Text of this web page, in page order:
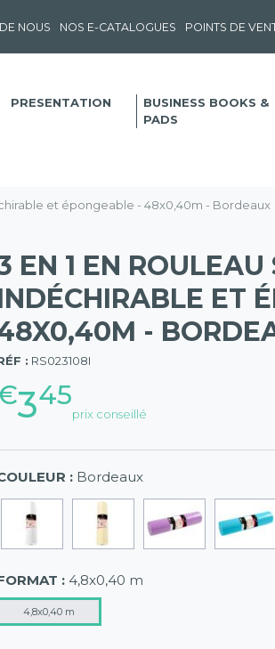
NOUS NOS E-CATALOGUES POINTS DE
PRESENTATION
BUSINESS BOOKS &
PADS
et épongeable - 48x0,40m - Bordeaux
EN 1 EN
ET
-
: RS023108I
345
prix conseillé
(57)
: Bordeaux
: 4,8x0,40 m
4,8x0,40 m